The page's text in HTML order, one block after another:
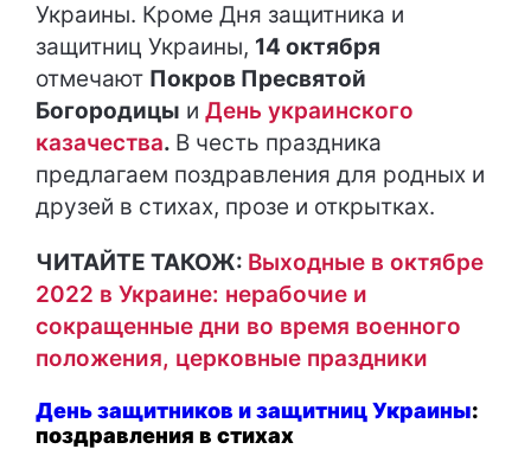
Украины. Кроме Дня защитника и
защитниц Украины, 14 октября
отмечают Покров Пресвятой
Богородицы и День украинского
казачества. В честь праздника
предлагаем поздравления для родных и
друзей в стихах, прозе и открытках.
ЧИТАЙТЕ ТАКОЖ: Выходные в октябре
2022 в Украине: нерабочие и
сокращенные дни во время военного
положения, церковные праздники
День защитников и защитниц Украины:
поздравления в стихах